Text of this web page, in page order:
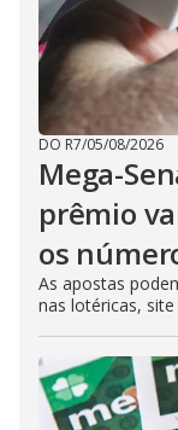
DO R7/05/08/2026
Mega-
prêmio
os
As apostas
nas lotéricas,